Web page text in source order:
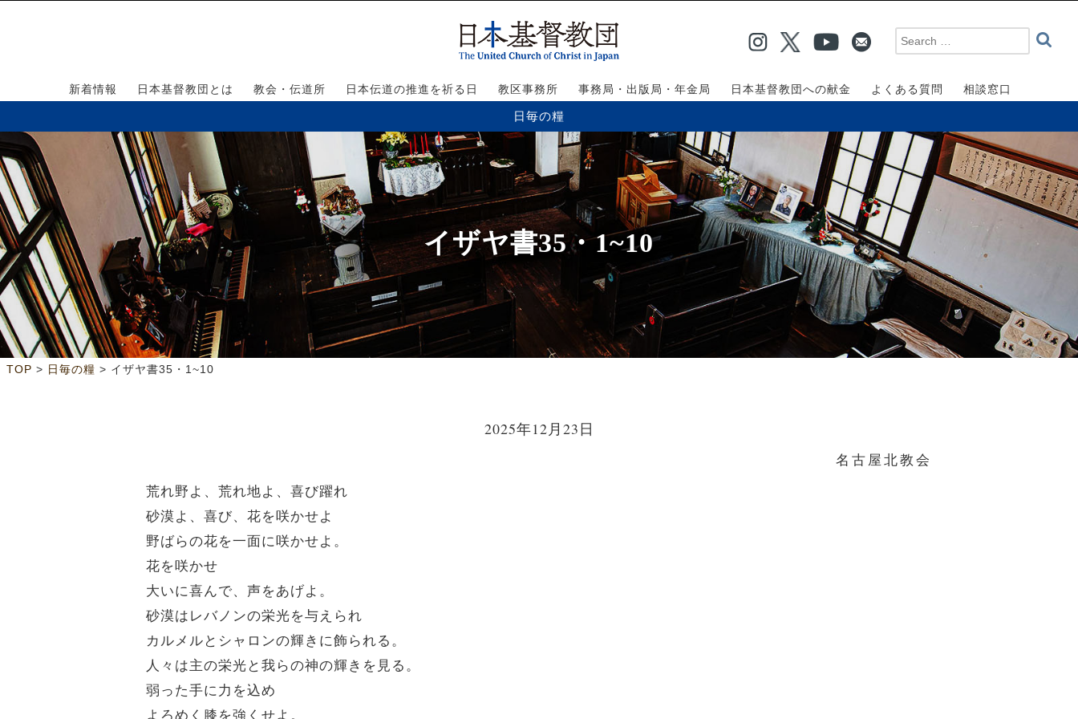
新着情報 日本基督教団とは 教会・伝道所 日本伝道の推進を祈る日 教区事務所 事務局・出版局・年金局 日本基督教団への献金 よくある質問 相談窓口
日毎の糧
イザヤ書35・1~10
TOP > 日毎の糧 > イザヤ書35・1~10
2025年12月23日
名古屋北教会
荒れ野よ、荒れ地よ、喜び躍れ
砂漠よ、喜び、花を咲かせよ
野ばらの花を一面に咲かせよ。
花を咲かせ
大いに喜んで、声をあげよ。
砂漠はレバノンの栄光を与えられ
カルメルとシャロンの輝きに飾られる。
人々は主の栄光と我らの神の輝きを見る。
弱った手に力を込め
よろめく膝を強くせよ。